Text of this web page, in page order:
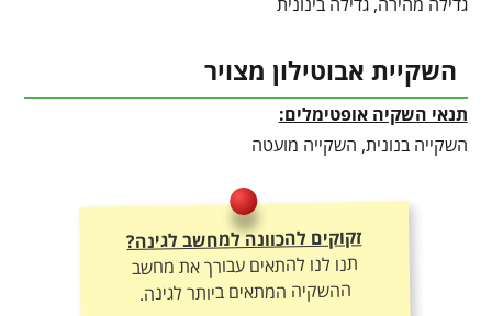
השקיית אבוטילון מצויר
תנאי השקיה אופטימלים:
השקייה בנונית, השקייה מועטה
זקוקים להכוונה למחשב לגינה?
תנו לנו להתאים עבורך את מחשב
ההשקיה המתאים ביותר לגינה.